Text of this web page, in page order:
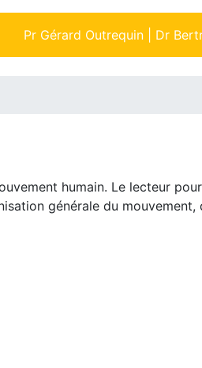
Pr Gérard Outrequin | Dr
humain. Le lecteur
générale du